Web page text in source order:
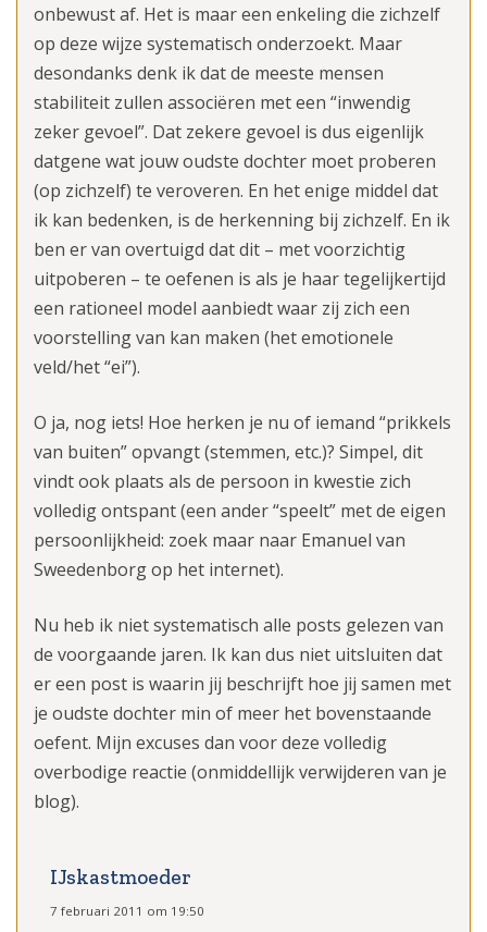
onbewust af. Het is maar een enkeling die zichzelf
op deze wijze systematisch onderzoekt. Maar
desondanks denk ik dat de meeste mensen
stabiliteit zullen associëren met een “inwendig
zeker gevoel”. Dat zekere gevoel is dus eigenlijk
datgene wat jouw oudste dochter moet proberen
(op zichzelf) te veroveren. En het enige middel dat
ik kan bedenken, is de herkenning bij zichzelf. En ik
ben er van overtuigd dat dit – met voorzichtig
uitpoberen – te oefenen is als je haar tegelijkertijd
een rationeel model aanbiedt waar zij zich een
voorstelling van kan maken (het emotionele
veld/het “ei”).
O ja, nog iets! Hoe herken je nu of iemand “prikkels
van buiten” opvangt (stemmen, etc.)? Simpel, dit
vindt ook plaats als de persoon in kwestie zich
volledig ontspant (een ander “speelt” met de eigen
persoonlijkheid: zoek maar naar Emanuel van
Sweedenborg op het internet).
Nu heb ik niet systematisch alle posts gelezen van
de voorgaande jaren. Ik kan dus niet uitsluiten dat
er een post is waarin jij beschrijft hoe jij samen met
je oudste dochter min of meer het bovenstaande
oefent. Mijn excuses dan voor deze volledig
overbodige reactie (onmiddellijk verwijderen van je
blog).
IJskastmoeder
7 februari 2011 om 19:50